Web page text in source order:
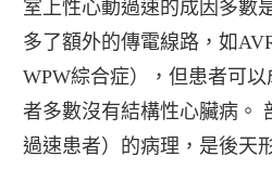
室上性心動過速的成因多數
多了額外的傳電線路，如
WPW綜合症），但患者可
者多數沒有結構性心臟病。
過速患者）的病理，是後天